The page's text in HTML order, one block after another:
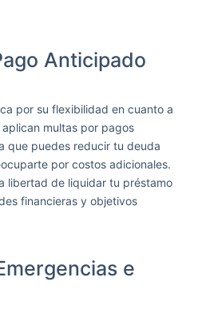
Anticipado
por su flexibilidad en cuanto a
multas por pagos
que puedes reducir tu deuda
por costos adicionales.
libertad de liquidar tu préstamo
financieras y objetivos
e